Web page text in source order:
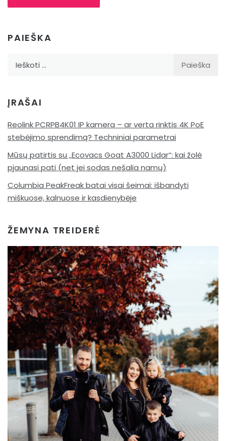
PAIEŠKA
ĮRAŠAI
Reolink PCRPB4K01 IP kamera – ar verta rinktis 4K PoE
stebėjimo sprendimą? Techniniai parametrai
Mūsų patirtis su „Ecovacs Goat A3000 Lidar“: kai žolė
pjaunasi pati (net jei sodas nešalia namų)
Columbia PeakFreak batai visai šeimai: išbandyti
miškuose, kalnuose ir kasdienybėje
ŽEMYNA TREIDERĖ